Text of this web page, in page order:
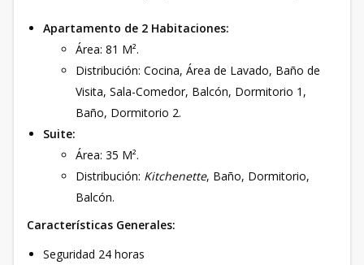
Apartamento de 2 Habitaciones:
Área: 81 M².
Distribución: Cocina, Área de Lavado, Baño de
Visita, Sala-Comedor, Balcón, Dormitorio 1,
Baño, Dormitorio 2.
Suite:
Área: 35 M².
Distribución: Kitchenette, Baño, Dormitorio,
Balcón.
Características Generales:
Seguridad 24 horas